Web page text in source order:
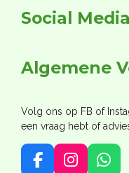
Social Media
Algemene
Volg ons op FB of
een vraag hebt of
F I W